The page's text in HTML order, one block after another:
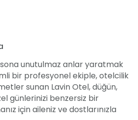
unutulmaz anlar yaratmak
bir profesyonel ekiple, otelcilik
sunan Lavin Otel, düğün,
günlerinizi benzersiz bir
için aileniz ve dostlarınızla